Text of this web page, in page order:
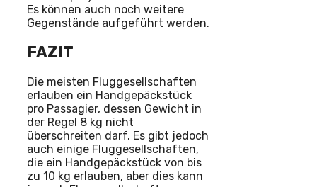
Es können auch noch weitere
Gegenstände aufgeführt werden.
FAZIT
Die meisten Fluggesellschaften
erlauben ein Handgepäckstück
pro Passagier, dessen Gewicht in
der Regel 8 kg nicht
überschreiten darf. Es gibt jedoch
auch einige Fluggesellschaften,
die ein Handgepäckstück von bis
zu 10 kg erlauben, aber dies kann